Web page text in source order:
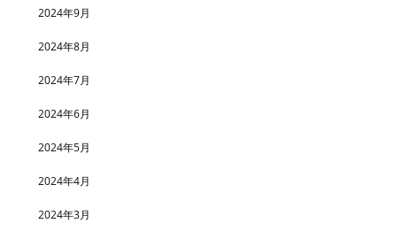
2024年9月
2024年8月
2024年7月
2024年6月
2024年5月
2024年4月
2024年3月